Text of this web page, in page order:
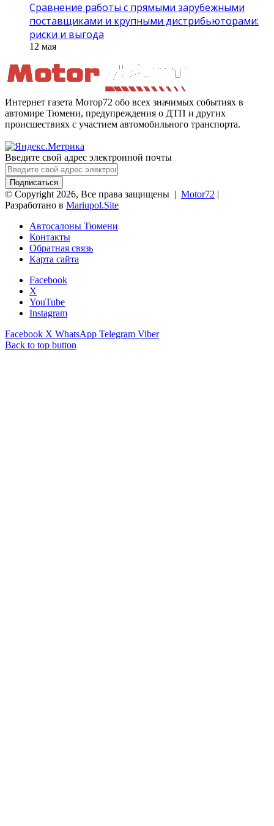
Сравнение работы с прямыми зарубежными
поставщиками и крупными дистрибьюторами:
риски и выгода
12 мая
Интернет газета Мотор72 обо всех значимых событиях в
автомире Тюмени, предупреждения о ДТП и других
происшествиях с участием автомобильного транспорта.
Введите свой адрес электронной почты
© Copyright 2026, Все права защищены | Motor72 |
Разработано в Mariupol.Site
Автосалоны Тюмени
Контакты
Обратная связь
Карта сайта
Facebook
X
YouTube
Instagram
Facebook X WhatsApp Telegram Viber
Back to top button